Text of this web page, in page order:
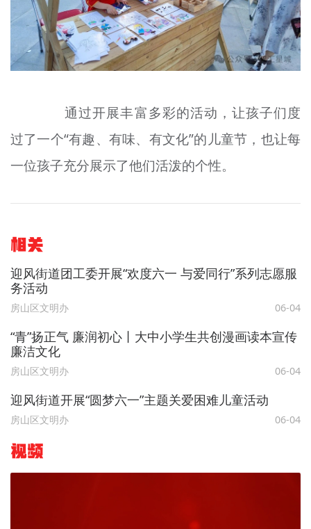
通过开展丰富多彩的活动，让孩子们度
过了一个“有趣、有味、有文化”的儿童节，也让每
一位孩子充分展示了他们活泼的个性。
相关
迎风街道团工委开展“欢度六一 与爱同行”系列志愿服
务活动
房山区文明办 06-04
“青”扬正气 廉润初心丨大中小学生共创漫画读本宣传
廉洁文化
房山区文明办 06-04
迎风街道开展“圆梦六一”主题关爱困难儿童活动
房山区文明办 06-04
视频